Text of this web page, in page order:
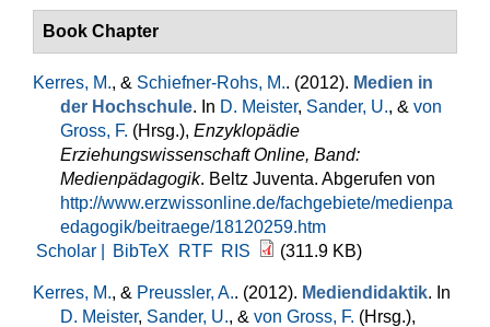
Book Chapter
Kerres, M., & Schiefner-Rohs, M.. (2012). Medien in
der Hochschule. In D. Meister, Sander, U., & von
Gross, F. (Hrsg.), Enzyklopädie
Erziehungswissenschaft Online, Band:
Medienpädagogik. Beltz Juventa. Abgerufen von
http://www.erzwissonline.de/fachgebiete/medienpa
edagogik/beitraege/18120259.htm
Scholar |
BibTeX RTF RIS (311.9 KB)
Kerres, M., & Preussler, A.. (2012). Mediendidaktik. In
D. Meister, Sander, U., & von Gross, F. (Hrsg.),